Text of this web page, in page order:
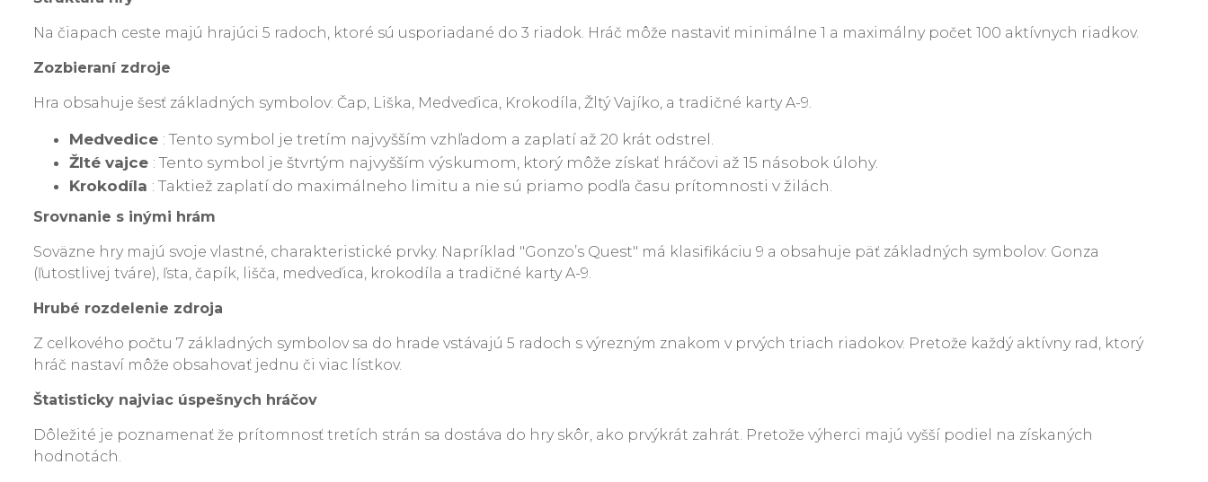
Na čiapach ceste majú hrajúci 5 radoch, ktoré sú usporiadané do 3 riadok. Hráč môže nastaviť minimálne 1 a maximálny počet 100 aktívnych riadkov.
Zozbieraní zdroje
Hra obsahuje šesť základných symbolov: Čap, Liška, Medveďica, Krokodíla, Žltý Vajíko, a tradičné karty A-9.
Medvedice : Tento symbol je tretím najvyšším vzhľadom a zaplatí až 20 krát odstrel.
Žlté vajce : Tento symbol je štvrtým najvyšším výskumom, ktorý môže získať hráčovi až 15 násobok úlohy.
Krokodíla : Taktiež zaplatí do maximálneho limitu a nie sú priamo podľa času prítomnosti v žilách.
Srovnanie s inými hrám
Soväzne hry majú svoje vlastné, charakteristické prvky. Napríklad "Gonzo’s Quest" má klasifikáciu 9 a obsahuje päť základných symbolov: Gonza
(ľutostlivej tváre), ľsta, čapík, lišča, medveďica, krokodíla a tradičné karty A-9.
Hrubé rozdelenie zdroja
Z celkového počtu 7 základných symbolov sa do hrade vstávajú 5 radoch s výrezným znakom v prvých triach riadokov. Pretože každý aktívny rad, ktorý
hráč nastaví môže obsahovať jednu či viac lístkov.
Štatisticky najviac úspešnych hráčov
Dôležité je poznamenať že prítomnosť tretích strán sa dostáva do hry skôr, ako prvýkrát zahrát. Pretože výherci majú vyšší podiel na získaných
hodnotách.